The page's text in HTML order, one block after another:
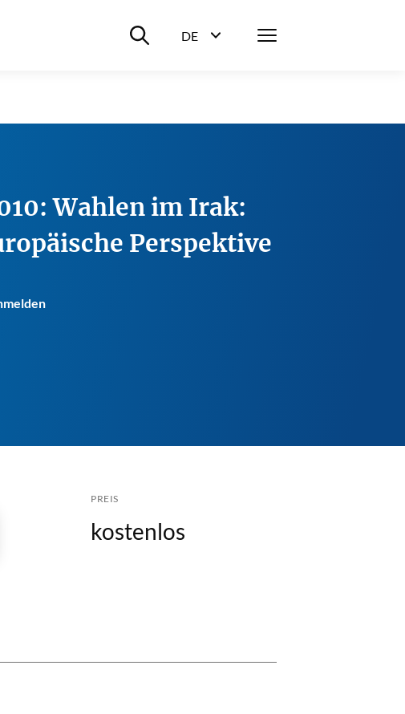
Suche ein-/ausblenden
DE
Menü
Wahlen im Irak:
Perspektive
PREIS
kostenlos